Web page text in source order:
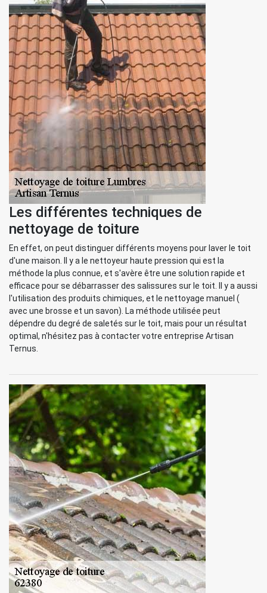
Les différentes techniques de
nettoyage de toiture
En effet, on peut distinguer différents moyens pour laver le toit
d'une maison. Il y a le nettoyeur haute pression qui est la
méthode la plus connue, et s'avère être une solution rapide et
efficace pour se débarrasser des salissures sur le toit. Il y a aussi
l'utilisation des produits chimiques, et le nettoyage manuel (
avec une brosse et un savon). La méthode utilisée peut
dépendre du degré de saletés sur le toit, mais pour un résultat
optimal, n'hésitez pas à contacter votre entreprise Artisan
Ternus.